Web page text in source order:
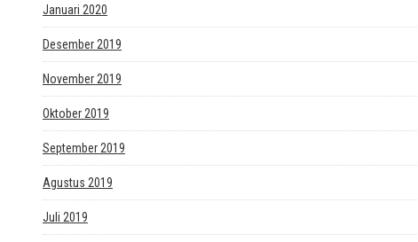
Januari 2020
Desember 2019
November 2019
Oktober 2019
September 2019
Agustus 2019
Juli 2019